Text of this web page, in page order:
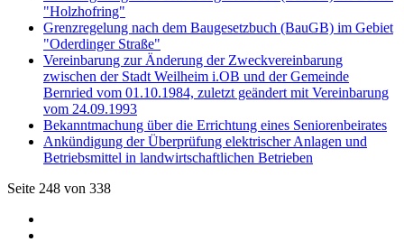
"Holzhofring"
Grenzregelung nach dem Baugesetzbuch (BauGB) im Gebiet
"Oderdinger Straße"
Vereinbarung zur Änderung der Zweckvereinbarung
zwischen der Stadt Weilheim i.OB und der Gemeinde
Bernried vom 01.10.1984, zuletzt geändert mit Vereinbarung
vom 24.09.1993
Bekanntmachung über die Errichtung eines Seniorenbeirates
Ankündigung der Überprüfung elektrischer Anlagen und
Betriebsmittel in landwirtschaftlichen Betrieben
Seite 248 von 338